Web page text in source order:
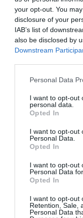
your opt-out. You
disclosure of your
IAB’s list of
also be disclosed by
Downstream
Personal Data
I want to opt-out
personal data.
Opted In
I want to opt-out
Personal Data.
Opted In
I want to opt-out
Personal Data
Opted In
I want to opt-out
Retention, Sale,
Personal Data
safari na
ukrytych
beduińskich rodzin.
czy
4
po
Abu